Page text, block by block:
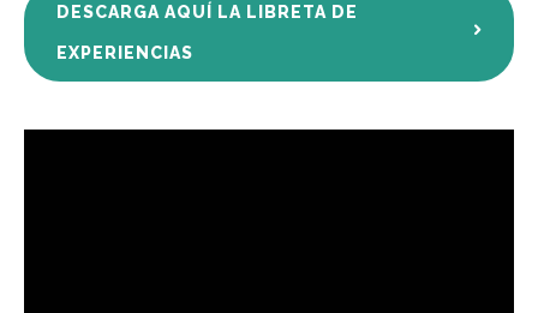
DESCARGA AQUÍ LA LIBRETA DE
EXPERIENCIAS